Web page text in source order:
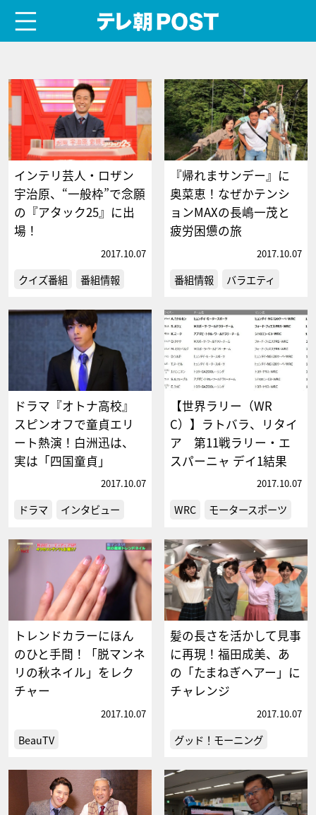
インテリ芸人・ロザン
宇治原、“一般枠”で念願
の『アタック25』に出
場！
2017.10.07
クイズ番組 番組情報
『帰れまサンデー』に
奥菜恵！なぜかテンシ
ョンMAXの長嶋一茂と
疲労困憊の旅
2017.10.07
番組情報 バラエティ
ドラマ『オトナ高校』
スピンオフで童貞エリ
ート熱演！白洲迅は、
実は「四国童貞」
2017.10.07
ドラマ インタビュー
【世界ラリー（WR
C）】ラトバラ、リタイ
ア 第11戦ラリー・エ
スパーニャ デイ1結果
2017.10.07
WRC モータースポーツ
トレンドカラーにほん
のひと手間！「脱マンネ
リの秋ネイル」をレク
チャー
2017.10.07
BeauTV
髪の長さを活かして見事
に再現！福田成美、あ
の「たまねぎヘアー」に
チャレンジ
2017.10.07
グッド！モーニング